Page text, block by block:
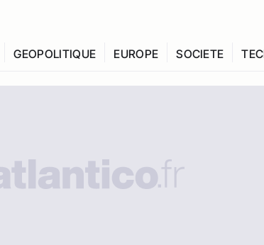
GEOPOLITIQUE EUROPE SOCIETE